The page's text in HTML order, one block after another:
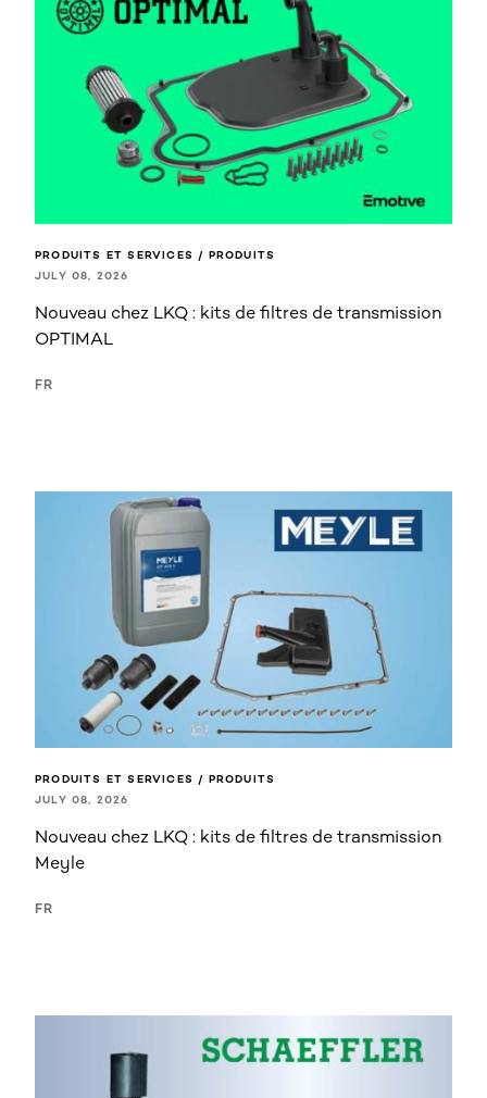
PRODUITS ET SERVICES / PRODUITS
JULY 08, 2026
Nouveau chez LKQ : kits de filtres de transmission
OPTIMAL
FR
PRODUITS ET SERVICES / PRODUITS
JULY 08, 2026
Nouveau chez LKQ : kits de filtres de transmission
Meyle
FR